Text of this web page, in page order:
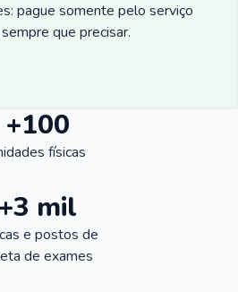
pague somente pelo serviço
que precisar.
+100
físicas
+3 mil
e postos de
de exames